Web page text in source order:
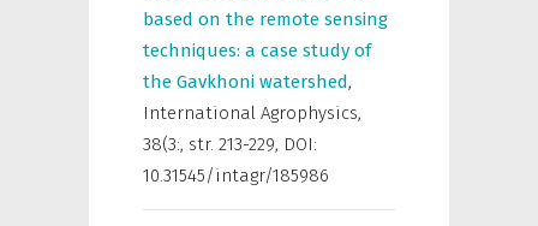
based on the remote sensing
techniques: a case study of
the Gavkhoni watershed,
International Agrophysics,
38(3:, str. 213-229, DOI:
10.31545/intagr/185986